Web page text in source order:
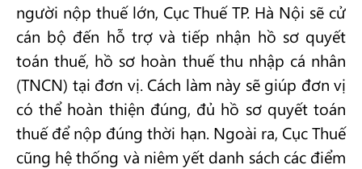
người nộp thuế lớn, Cục Thuế TP. Hà Nội sẽ cử
cán bộ đến hỗ trợ và tiếp nhận hồ sơ quyết
toán thuế, hồ sơ hoàn thuế thu nhập cá nhân
(TNCN) tại đơn vị. Cách làm này sẽ giúp đơn vị
có thể hoàn thiện đúng, đủ hồ sơ quyết toán
thuế để nộp đúng thời hạn. Ngoài ra, Cục Thuế
cũng hệ thống và niêm yết danh sách các điểm